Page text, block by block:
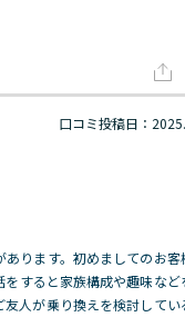
口コミ投稿日：
ります。初めましてのお客
すると家族構成や趣味など
人が乗り換えを検討してい